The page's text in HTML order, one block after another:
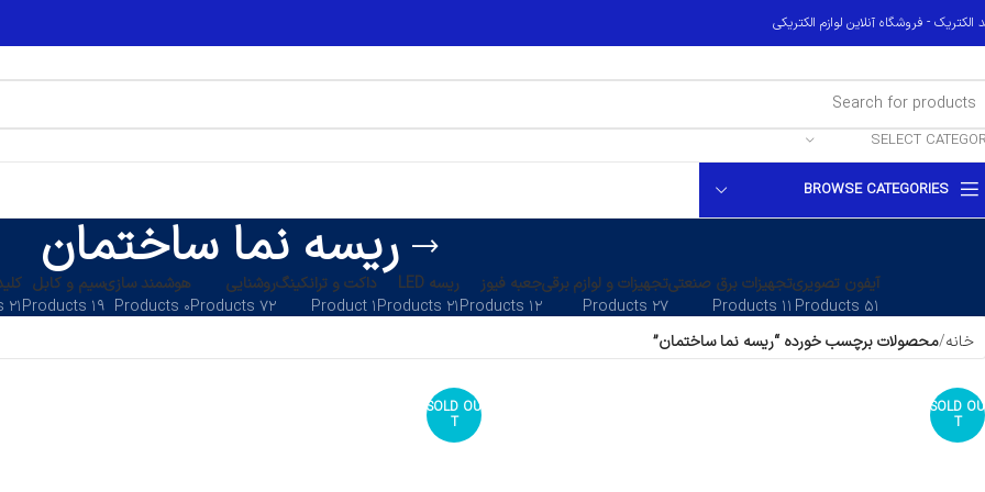
الکتریک - فروشگاه آنلاین لوازم الکتریکی
SELECT
BROWSE CATEGORIES
ریسه نما ساختمان
آیفون تصویری
۵۱ Products
تجهیزات برق صنعتی
۱۱ Products
تجهیزات و لوازم برقی
۲۷ Products
جعبه فیوز
۱۲ Products
ریسه LED
۲۱ Products
داکت و ترانکینگ
۱ Product
روشنایی
۷۲ Products
هوشمند سازی
۰ Products
سیم و کابل
۱۹ Products
۲۱ Products
خانه محصولات برچسب خورده “ریسه نما ساختمان”
SOLD OU
T
SOLD OU
T